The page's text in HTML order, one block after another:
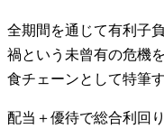
全期間を通じて有利子
禍という未曾有の危機
食チェーンとして特筆
配当＋優待で総合利回